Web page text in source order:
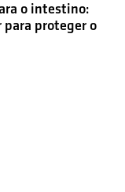
o intestino:
para proteger o